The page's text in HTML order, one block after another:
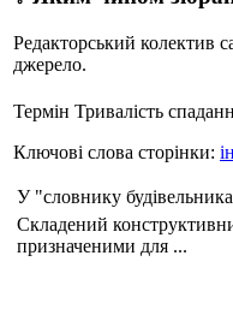
Редакторський колектив
джерело.
Термін Тривалість
Ключові слова сторінки:
У "словнику
Складений
призначеними для ...